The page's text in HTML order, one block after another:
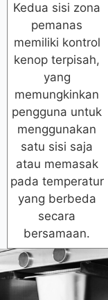
Kedua sisi zona
pemanas
memiliki kontrol
kenop terpisah,
yang
memungkinkan
pengguna untuk
menggunakan
satu sisi saja
atau memasak
pada temperatur
yang berbeda
secara
bersamaan.